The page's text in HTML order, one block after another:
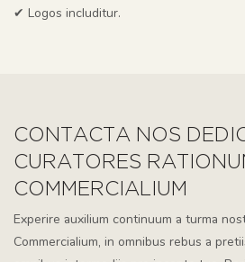
✔ Logos includitur.
CONTACTA NOS
CURATORES
COMMERCIALIUM
Experire auxilium continuum a turma
Commercialium, in omnibus rebus a